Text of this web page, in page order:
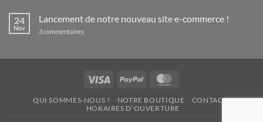
24
Nov
Lancement de notre nouveau site e-commerce !
3 commentaires
nouveau
e-
commerce
Visa PayPal
QUI SOMMES-NOUS ? NOTRE BOUTIQUE
CONTACT
HORAIRES D’OUVERTURE